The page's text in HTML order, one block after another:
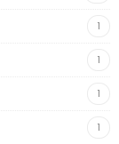
1
1
1
1